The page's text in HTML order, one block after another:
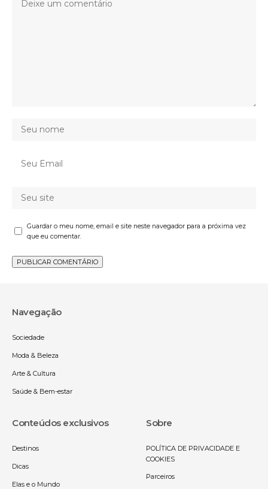
Guardar o meu nome, email e site neste navegador para a próxima vez
que eu comentar.
Navegação
Sociedade
Moda & Beleza
Arte & Cultura
Saúde & Bem-estar
Conteúdos exclusivos
Destinos
Dicas
Elas e o Mundo
Sobre
POLÍTICA DE PRIVACIDADE E
COOKIES
Parceiros